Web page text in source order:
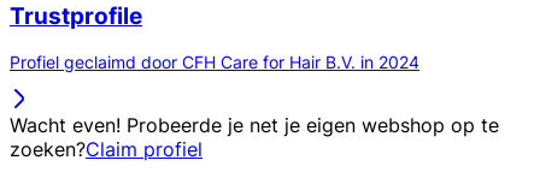
Trustprofile
Profiel geclaimd door CFH Care for Hair B.V. in 2024
Wacht even! Probeerde je net je eigen webshop op te
zoeken?Claim profiel